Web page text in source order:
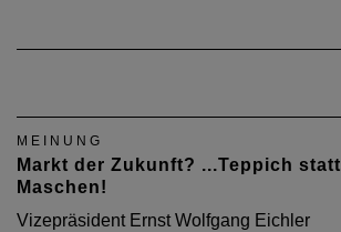
MEINUNG
Markt der Zukunft? ...Teppich statt
Maschen!
Vizepräsident Ernst Wolfgang Eichler